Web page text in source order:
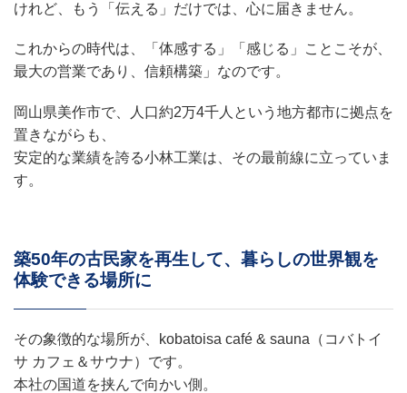
けれど、もう「伝える」だけでは、心に届きません。
これからの時代は、「体感する」「感じる」ことこそが、
最大の営業であり、信頼構築」なのです。
岡山県美作市で、人口約2万4千人という地方都市に拠点を
置きながらも、
安定的な業績を誇る小林工業は、その最前線に立っていま
す。
築50年の古民家を再生して、暮らしの世界観を
体験できる場所に
その象徴的な場所が、kobatoisa café & sauna（コバトイ
サ カフェ＆サウナ）です。
本社の国道を挟んで向かい側。